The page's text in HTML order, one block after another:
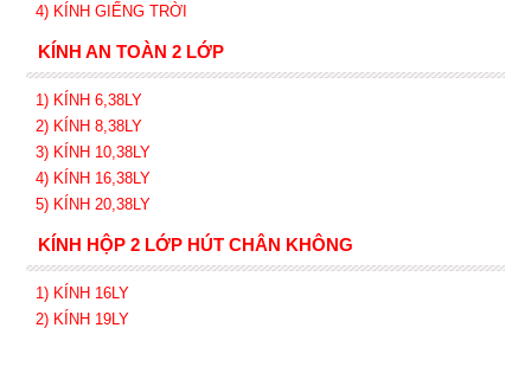
4) KÍNH GIẾNG TRỜI
KÍNH AN TOÀN 2 LỚP
1) KÍNH 6,38LY
2) KÍNH 8,38LY
3) KÍNH 10,38LY
4) KÍNH 16,38LY
5) KÍNH 20,38LY
KÍNH HỘP 2 LỚP HÚT CHÂN KHÔNG
1) KÍNH 16LY
2) KÍNH 19LY